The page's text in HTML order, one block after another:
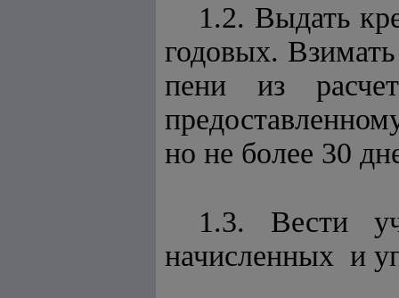
1.2. Выдать
годовых.
пени из
но не более 30
1.3. Вести
начисленных и